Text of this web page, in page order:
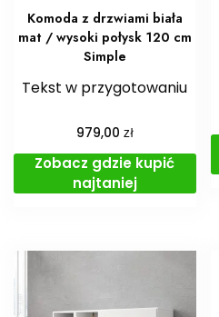
Komoda z drzwiami biała
mat / wysoki połysk 120 cm
Simple
Tekst w przygotowaniu
979,00 zł
Zobacz gdzie kupić
najtaniej